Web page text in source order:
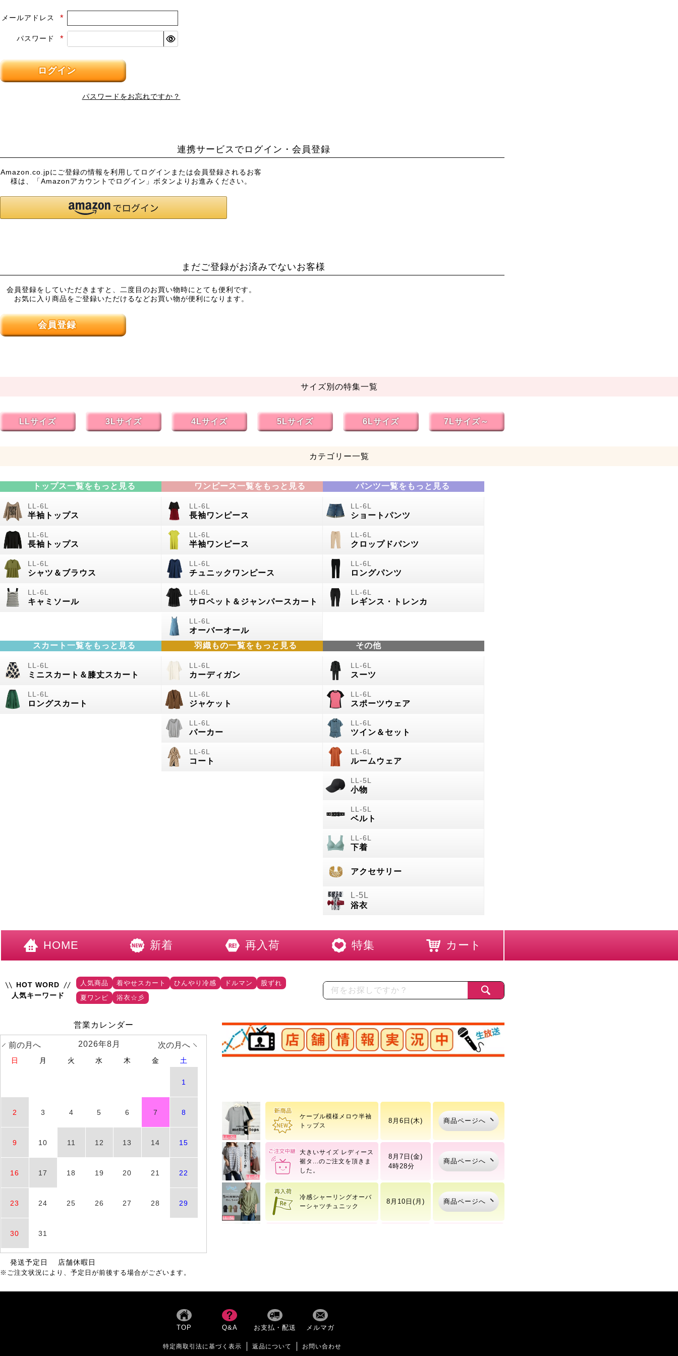
メールアドレス
(必
須)
パスワード
(必
ログイン
パスワードをお忘れですか？
連携サービスでログイン・会員登録
Amazon.co.jpにご登録の情報を利用してログインまたは会員登録されるお客
様は、「Amazonアカウントでログイン」ボタンよりお進みください。
まだご登録がお済みでないお客様
会員登録をしていただきますと、二度目のお買い物時にとても便利です。
お気に入り商品をご登録いただけるなどお買い物が便利になります。
会員登録
サイズ別の特集一覧
LLサイズ 3Lサイズ 4Lサイズ 5Lサイズ 6Lサイズ 7Lサイズ～
カテゴリー一覧
トップス一覧をもっと見る
半袖トップス
長袖トップス
シャツ＆ブラウス
キャミソール
ワンピース一覧をもっと見る
長袖ワンピース
半袖ワンピース
チュニックワンピース
サロペット＆ジャンパースカート
オーバーオール
パンツ一覧をもっと見る
ショートパンツ
クロップドパンツ
ロングパンツ
レギンス・トレンカ
スカート一覧をもっと見る
ミニスカート＆膝丈スカート
ロングスカート
羽織もの一覧をもっと見る
カーディガン
ジャケット
パーカー
コート
その他
スーツ
スポーツウェア
ツイン＆セット
ルームウェア
小物
ベルト
下着
アクセサリー
浴衣
HOME 新着 再入荷 特集 カート
HOT WORD
人気キーワード
人気商品 着やせスカート ひんやり冷感 ドルマン
股ずれ
夏ワンピ
浴衣☆彡
店舗情報実況中
ケーブル模様メロウ半袖
トップス
8月6日(木) 商品ページへ
大きいサイズ レディース
裾タ
8月7日(金)
4時28分
商品ページへ
冷感シャーリングオーバ
ーシャツチュニック
8月10日(月) 商品ページへ
Vネック総レースノース
リーブトップス
営業カレンダー
前の月へ 次の月へ
2026年8月
日 月 火 水 木 金 土
1
2 3 4 5 6 7 8
9 10 11 12 13 14 15
16 17 18 19 20 21 22
23 24 25 26 27 28 29
30 31
発送予定日 店舗休暇日
※ご注文状況により、予定日が前後する場合がございます。
TOP Q&A お支払・配送 メルマガ
特定商取引法に基づく表示 返品について お問い合わせ